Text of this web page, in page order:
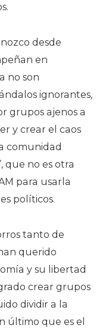
desde
en
no son
ignorantes,
grupos ajenos a
y crear el caos
comunidad
que no es otra
para usarla
políticos.
tanto de
querido
y su libertad
crear grupos
dividir a la
último que es el